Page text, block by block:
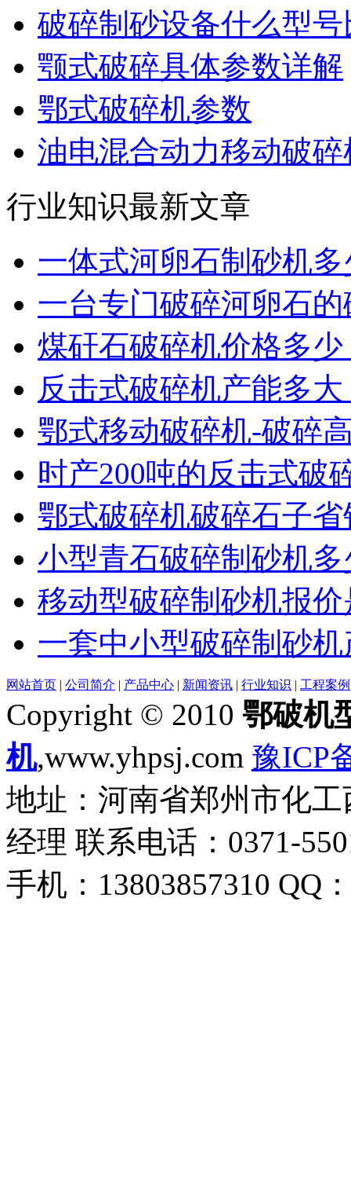
破碎制砂设备什么型
颚式破碎具体参数详解
鄂式破碎机参数
油电混合动力移动破
行业知识最新文章
一体式河卵石制砂机
一台专门破碎河卵石
煤矸石破碎机价格多少
反击式破碎机产能多大
鄂式移动破碎机-破碎
时产200吨的反击式破
鄂式破碎机破碎石子
小型青石破碎制砂机
移动型破碎制砂机报
一套中小型破碎制砂
网站首页 | 公司简介 | 产品中心 | 新闻资讯 | 行业知识 | 工程案例
Copyright © 2010 鄂破机
机,www.yhpsj.com 豫ICP
地址：河南省郑州市化
经理 联系电话：0371-
手机：13803857310 QQ